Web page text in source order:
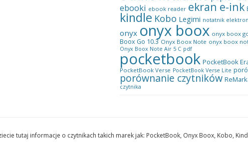
ebooki ebook reader ekran e-ink
kindle Kobo Legimi notatnik
onyx onyx boox onyx boox
Boox Go 10.3 Onyx Boox Note onyx boox
Onyx Boox Note Air 5 C pdf
pocketbook PocketBook
PocketBook Verse PocketBook Verse Lite
porównanie czytników
czytnika
tutaj informacje o czytnikach takich marek jak: PocketBook, Onyx Boox, Kobo,